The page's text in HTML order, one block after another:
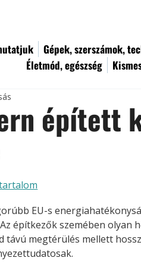
Gépek, szerszámok,
Életmód, egészség
épített
EU-s
építkezők szemében olyan
távú megtérülés mellett